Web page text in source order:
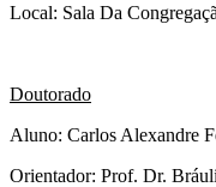
Local: Sala Da
Doutorado
Aluno: Carlos Alexandre
Orientador: Prof. Dr.